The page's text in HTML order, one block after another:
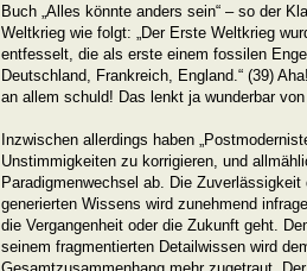
Buch „Alles könnte anders sein“ – so der
Weltkrieg wie folgt: „Der Erste Weltkrieg
entfesselt, die als erste einem fossilen
Deutschland, Frankreich, England.“ (39)
an allem schuld! Das lenkt ja wunderbar
Inzwischen allerdings haben
Unstimmigkeiten zu korrigieren, und
Paradigmenwechsel ab. Die
generierten Wissens wird zunehmend
die Vergangenheit oder die Zukunft geht.
seinem fragmentierten Detailwissen wird